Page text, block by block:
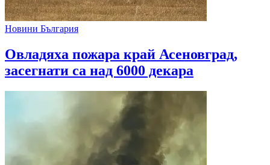
Новини България
Овладяха пожара край Асеновград,
засегнати са над 6000 декара